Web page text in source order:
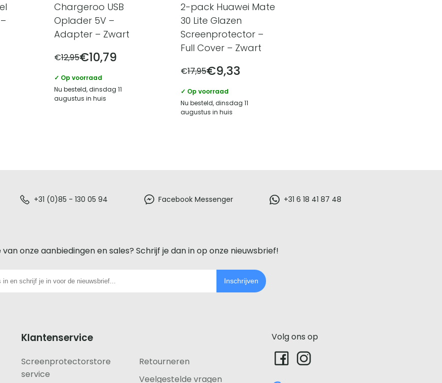
Chargeroo USB
Oplader 5V –
Adapter – Zwart
€12,95€10,79
✓ Op voorraad
Nu besteld, dinsdag 11
augustus in huis
2-pack Huawei Mate
30 Lite Glazen
Screenprotector –
Full Cover – Zwart
€17,95€9,33
✓ Op voorraad
Nu besteld, dinsdag 11
augustus in huis
+31 (0)85 - 130 05 94 Facebook Messenger +31 6 18 41 87 48
onze aanbiedingen en sales? Schrijf je dan in op onze nieuwsbrief!
Inschrijven
Klantenservice
Screenprotectorstore
service
Retourneren
Veelgestelde vragen
Volg ons op